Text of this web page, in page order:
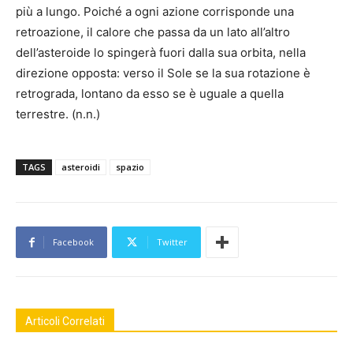
più a lungo. Poiché a ogni azione corrisponde una
retroazione, il calore che passa da un lato all’altro
dell’asteroide lo spingerà fuori dalla sua orbita, nella
direzione opposta: verso il Sole se la sua rotazione è
retrograda, lontano da esso se è uguale a quella
terrestre. (n.n.)
TAGS asteroidi spazio
Facebook Twitter
Articoli Correlati